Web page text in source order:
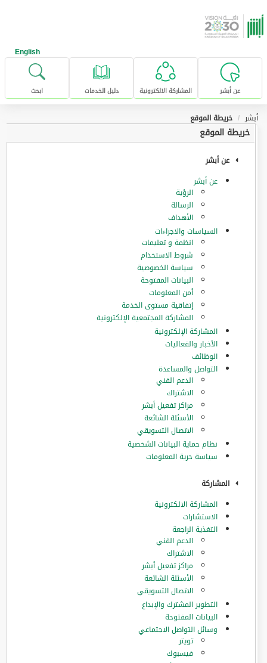
تخطى للإنتقال إلى المحتوى الرئيسي
English
عن أبشر المشاركة الالكترونية دليل الخدمات ابحث
أبشر خريطة الموقع
خريطة الموقع
عن أبشر
عن أبشر
الرؤية
الرسالة
الأهداف
السياسات والاجراءات
انظمة و تعليمات
شروط الاستخدام
سياسة الخصوصية
البيانات المفتوحة
أمن المعلومات
إتفاقية مستوى الخدمة
المشاركة المجتمعية الإلكترونية
المشاركة الإلكترونية
الأخبار والفعاليات
الوظائف
التواصل والمساعدة
الدعم الفني
الاشتراك
مراكز تفعيل أبشر
الأسئلة الشائعة
الاتصال التسويقي
نظام حماية البيانات الشخصية
سياسة حرية المعلومات
المشاركة
المشاركة الالكترونية
الاستشارات
التغذية الراجعة
الدعم الفني
الاشتراك
مراكز تفعيل أبشر
الأسئلة الشائعة
الاتصال التسويقي
التطوير المشترك والإبداع
البيانات المفتوحة
وسائل التواصل الاجتماعي
تويتر
فيسبوك